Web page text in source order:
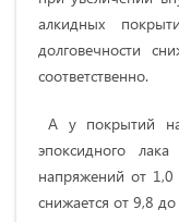
алкидных
долговечности
соответственно.
А у покрытий
эпоксидного
напряжений от
снижается от 9,8